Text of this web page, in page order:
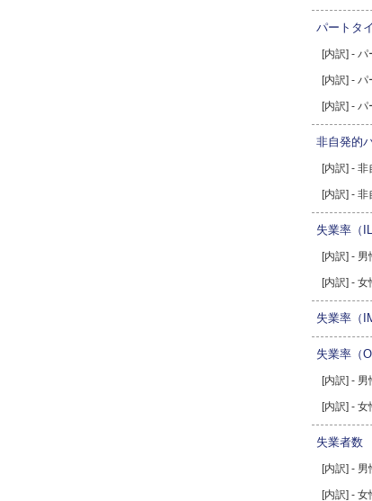
パートタ
[内訳] - パ
[内訳] - パ
[内訳] -
非自発的
[内訳] - 非
[内訳] - 非
失業率（
[内訳] -
[内訳] -
失業率（
失業率（
[内訳] -
[内訳] -
失業者数
[内訳] -
[内訳] -